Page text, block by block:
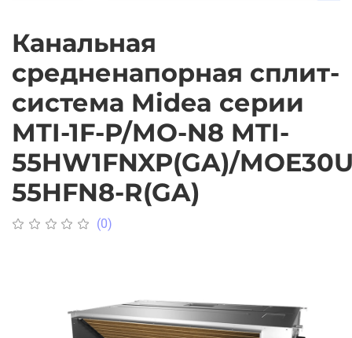
Канальная
средненапорная сплит-
система Midea серии
MTI-1F-P/MO-N8 MTI-
55HW1FNXP(GA)/
55HFN8-R(GA)
(0)